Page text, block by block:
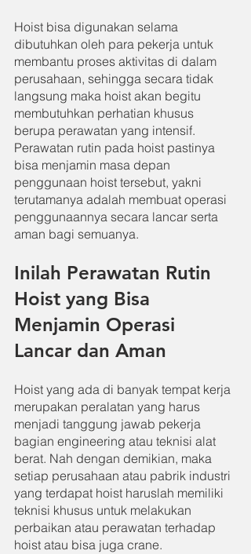
Hoist bisa digunakan selama
dibutuhkan oleh para pekerja untuk
membantu proses aktivitas di dalam
perusahaan, sehingga secara tidak
langsung maka hoist akan begitu
membutuhkan perhatian khusus
berupa perawatan yang intensif.
Perawatan rutin pada hoist pastinya
bisa menjamin masa depan
penggunaan hoist tersebut, yakni
terutamanya adalah membuat operasi
penggunaannya secara lancar serta
aman bagi semuanya.
Inilah Perawatan Rutin
Hoist yang Bisa
Menjamin Operasi
Lancar dan Aman
Hoist yang ada di banyak tempat kerja
merupakan peralatan yang harus
menjadi tanggung jawab pekerja
bagian engineering atau teknisi alat
berat. Nah dengan demikian, maka
setiap perusahaan atau pabrik industri
yang terdapat hoist haruslah memiliki
teknisi khusus untuk melakukan
perbaikan atau perawatan terhadap
hoist atau bisa juga crane.